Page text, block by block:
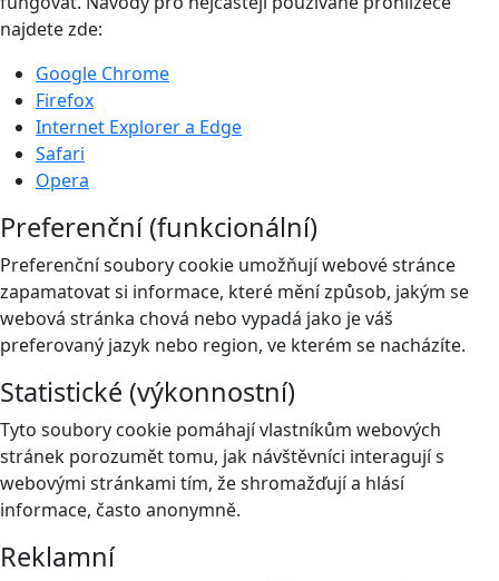
najdete zde:
Google Chrome
Firefox
Internet Explorer a Edge
Safari
Opera
Preferenční (funkcionální)
Preferenční soubory cookie umožňují webové stránce
zapamatovat si informace, které mění způsob, jakým se
webová stránka chová nebo vypadá jako je váš
preferovaný jazyk nebo region, ve kterém se nacházíte.
Statistické (výkonnostní)
Tyto soubory cookie pomáhají vlastníkům webových
stránek porozumět tomu, jak návštěvníci interagují s
webovými stránkami tím, že shromažďují a hlásí
informace, často anonymně.
Reklamní